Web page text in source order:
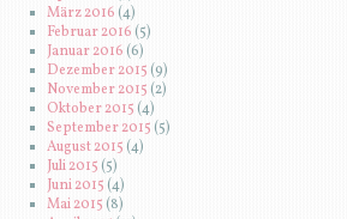
März 2016 (4)
Februar 2016(5)
Januar 2016 (6)
Dezember 2015 (9)
November 2015 (2)
Oktober 2015 (4)
September 2015 (5)
August 2015 (4)
Juli 2015 (5)
Juni 2015 (4)
Mai 2015(8)